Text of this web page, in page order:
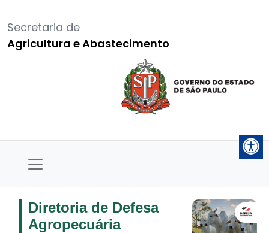
Secretaria de
Agricultura e Abastecimento
Diretoria de Defesa
Agropecuária